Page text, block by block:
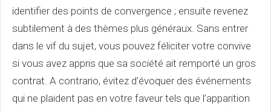
identifier des points de convergence ; ensuite revenez
subtilement à des thèmes plus généraux. Sans entrer
dans le vif du sujet, vous pouvez féliciter votre convive
si vous avez appris que sa société ait remporté un gros
contrat. A contrario, évitez d’évoquer des événements
qui ne plaident pas en votre faveur tels que l’apparition